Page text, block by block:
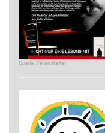
Quelle: Veranstalter